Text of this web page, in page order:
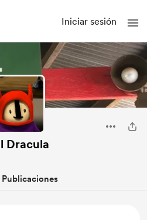
Iniciar sesión
Dracula
Publicaciones